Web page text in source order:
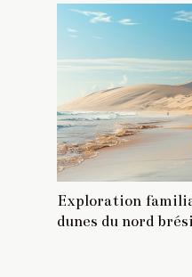
Exploration
dunes du nord